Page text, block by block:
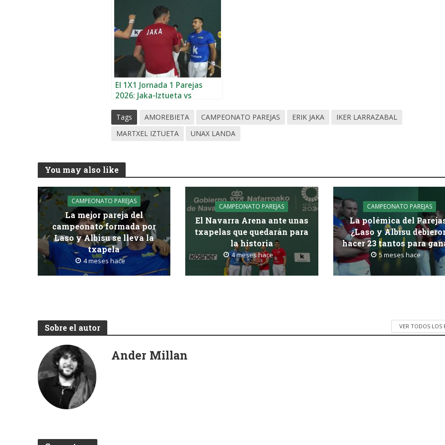
El 1X1 Jornada 1 Parejas
2026: Jaka-Iztueta vs
Tags AMOREBIETA CAMPEONATO PAREJAS ERIK JAKA
IKER LARRAZABAL
MARTXEL IZTUETA
UNAX LANDA
You may also like
CAMPEONATO PAREJAS
La mejor pareja del
campeonato formada por
Laso y Albisu se lleva la
txapela
4 meses hace
CAMPEONATO PAREJAS
El Navarra Arena ante unas
txapelas que quedarán para
la historia
4 meses hace
CAMPEONATO PAREJAS
La polémica del
¿Laso y Albisu
hacer 23 tantos para
5 meses hace
Sobre el autor VER TODOS LOS
Ander Millan